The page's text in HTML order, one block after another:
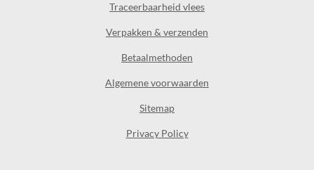
Traceerbaarheid vlees
Verpakken & verzenden
Betaalmethoden
Algemene voorwaarden
Sitemap
Privacy Policy